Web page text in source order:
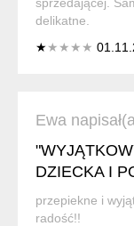
delikatne.
★★★★★
Ewa
DZIECKA I
przepiekne i
radość!!